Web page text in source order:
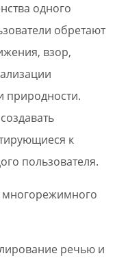
одного
обретают
взор,
природности.
к
пользователя.
многорежимного
речью и